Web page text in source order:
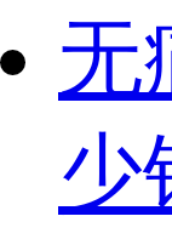
无
少